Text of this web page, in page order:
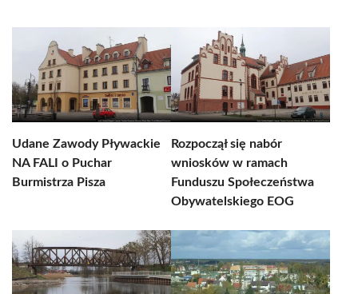
Udane Zawody Pływackie
NA FALI o Puchar
Burmistrza Pisza
Rozpoczął się nabór
wniosków w ramach
Funduszu Społeczeństwa
Obywatelskiego EOG